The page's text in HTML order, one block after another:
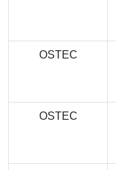
OSTEC
OSTEC